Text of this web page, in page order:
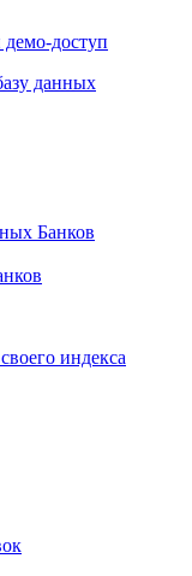
демо-доступ
данных
Банков
индекса